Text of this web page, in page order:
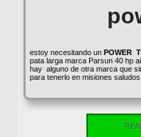
estoy necesitando un POWER
pata larga marca Parsun 40 hp
hay alguno de otra marca que
para tenerlo en misiones